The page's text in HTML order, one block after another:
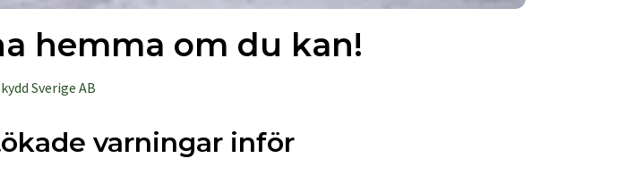
hemma om du kan!
Sverige AB
varningar inför